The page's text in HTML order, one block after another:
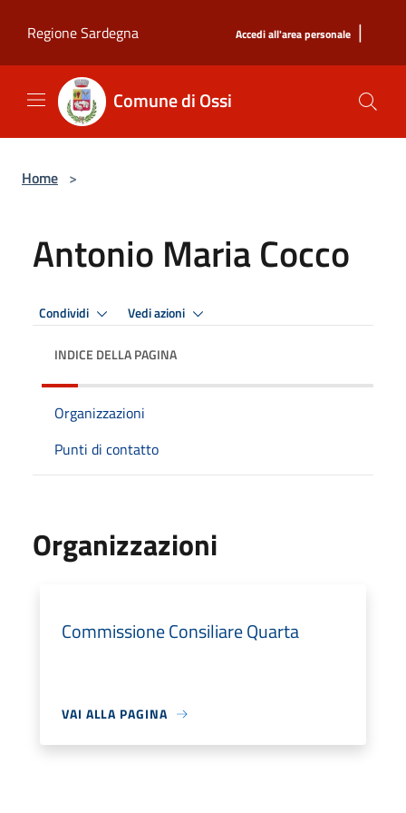
Regione Sardegna
Accedi all'area personale |
Comune di Ossi
Home >
Antonio Maria Cocco
Condividi Vedi azioni
INDICE DELLA PAGINA
Organizzazioni
Punti di contatto
Organizzazioni
Commissione Consiliare Quarta
VAI ALLA PAGINA